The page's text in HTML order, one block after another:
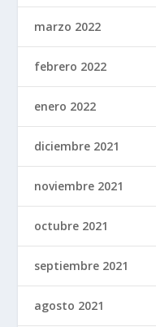
marzo 2022
febrero 2022
enero 2022
diciembre 2021
noviembre 2021
octubre 2021
septiembre 2021
agosto 2021